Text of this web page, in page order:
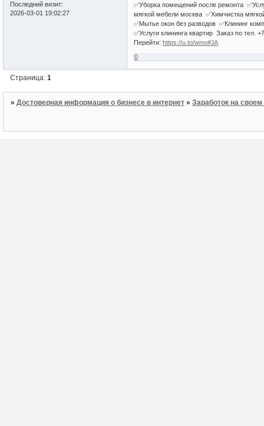
Последний визит:
2026-03-01 19:02:27
✅Уборка помещений после ремонта
мягкой мебели москва ✅Химчистка
✅Мытье окон без разводов ✅Клининг
✅Услуги клининга квартир Заказ по тел.
Перейти:https://u.to/wmoKIA
0
Страница:1
»Достоверная информация о бизнесе в интернет »Заработок на